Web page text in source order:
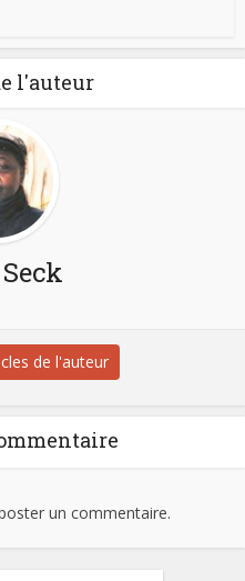
l'auteur
de l'auteur
un commentaire.